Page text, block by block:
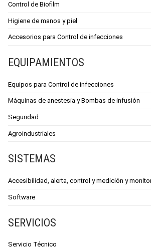
Control de Biofilm
Higiene de manos y piel
Accesorios para Control de infecciones
EQUIPAMIENTOS
Equipos para Control de infecciones
Máquinas de anestesia y Bombas de infusión
Seguridad
Agroindustriales
SISTEMAS
Accesibilidad, alerta, control y medición y
Software
SERVICIOS
Servicio Técnico